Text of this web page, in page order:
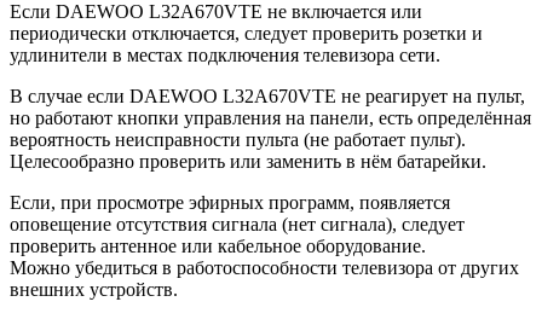
Если DAEWOO L32A670VTE не включается или
периодически отключается, следует проверить розетки и
удлинители в местах подключения телевизора сети.
В случае если DAEWOO L32A670VTE не реагирует на пульт,
но работают кнопки управления на панели, есть определённая
вероятность неисправности пульта (не работает пульт).
Целесообразно проверить или заменить в нём батарейки.
Если, при просмотре эфирных программ, появляется
оповещение отсутствия сигнала (нет сигнала), следует
проверить антенное или кабельное оборудование.
Можно убедиться в работоспособности телевизора от других
внешних устройств.